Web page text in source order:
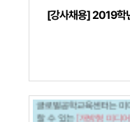
[강사채용] 2019학